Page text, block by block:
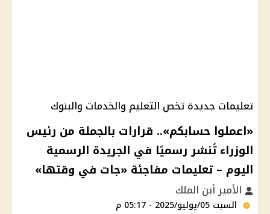
تعليمات جديدة تخص التعليم والخدمات والبنوك
«اعملوا حسابكم».. قرارات بالجملة من رئيس
الوزراء تُنشر رسميًا في الجريدة الرسمية
اليوم – تعليمات مفاجئة «جات في وقتها»
الأمير أبن الملك
السبت 05/يوليو/2025 - 05:17 م